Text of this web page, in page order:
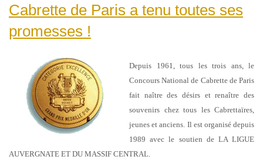
Cabrette de Paris a tenu toutes ses
promesses !
Depuis 1961, tous les trois ans, le
Concours National de Cabrette de Paris
fait naître des désirs et renaître des
souvenirs chez tous les Cabrettaïres,
jeunes et anciens. Il est organisé depuis
1989 avec le soutien de LA LIGUE
AUVERGNATE ET DU MASSIF CENTRAL.